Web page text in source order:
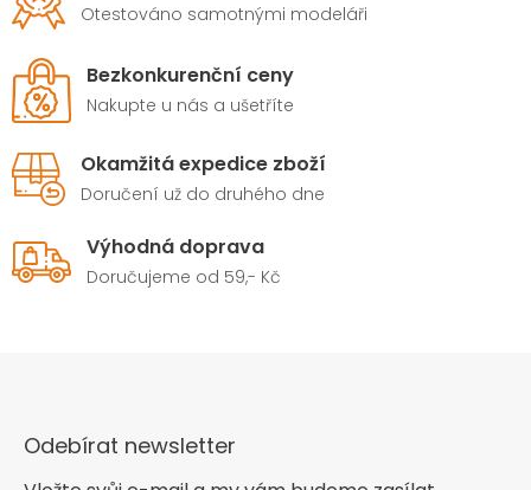
Otestováno samotnými modeláři
Bezkonkurenční ceny
Nakupte u nás a ušetříte
Okamžitá expedice zboží
Doručení už do druhého dne
Výhodná doprava
Doručujeme od 59,- Kč
Odebírat newsletter